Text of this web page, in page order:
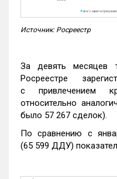
Источник: Росреестр
За девять месяцев
Росреестре
с привлечением
относительно
было 57 267 сделок).
По сравнению с
(65 599 ДДУ)